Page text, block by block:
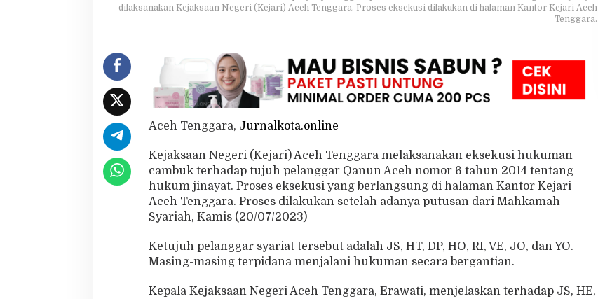
i
C
a
m
b
k
dilaksanakan Kejaksaan Negeri (Kejari) Aceh Tenggara. Proses eksekusi dilakukan di halaman Kantor Kejari Aceh
Tenggara.
Aceh Tenggara, Jurnalkota.online
Kejaksaan Negeri (Kejari) Aceh Tenggara melaksanakan eksekusi hukuman
cambuk terhadap tujuh pelanggar Qanun Aceh nomor 6 tahun 2014 tentang
hukum jinayat. Proses eksekusi yang berlangsung di halaman Kantor Kejari
Aceh Tenggara. Proses dilakukan setelah adanya putusan dari Mahkamah
Syariah, Kamis (20/07/2023)
Ketujuh pelanggar syariat tersebut adalah JS, HT, DP, HO, RI, VE, JO, dan YO.
Masing-masing terpidana menjalani hukuman secara bergantian.
Kepala Kejaksaan Negeri Aceh Tenggara, Erawati, menjelaskan terhadap JS, HE,